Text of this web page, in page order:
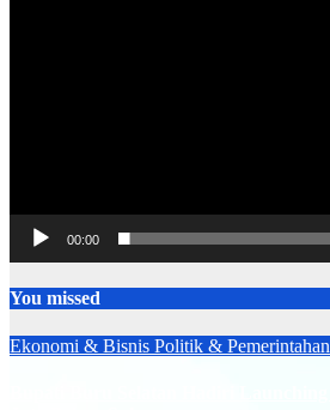
00:00
You missed
Ekonomi & Bisnis Politik & Pemerintahan